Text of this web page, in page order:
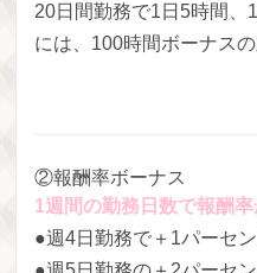
20日間勤務で1日5時間、
には、100時間ボーナス
②報酬率ボーナス
1週間の勤務日数で報酬
●週4日勤務で＋1パーセ